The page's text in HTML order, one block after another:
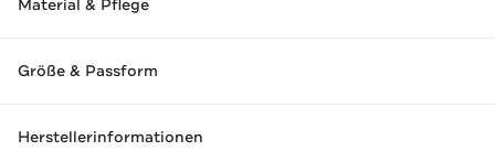
Material & Pflege
Größe & Passform
Herstellerinformationen